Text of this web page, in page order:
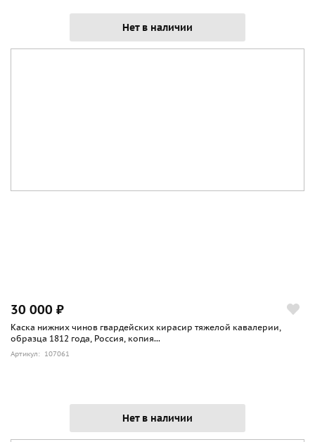
Нет в наличии
30 000 ₽
Каска нижних чинов гвардейских кирасир тяжелой кавалерии,
образца 1812 года, Россия, копия...
Артикул: 107061
Нет в наличии